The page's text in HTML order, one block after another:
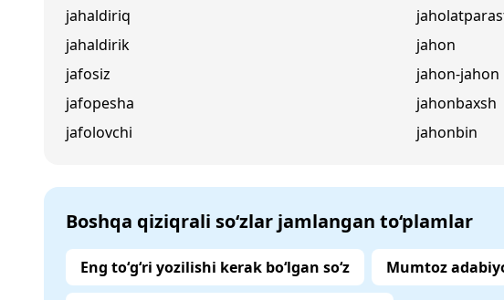
jahaldiriq
jahaldirik
jafosiz
jafopesha
jafolovchi
jahon
jahon-jahon
jahonbaxsh
jahonbin
Boshqa qiziqrali so‘zlar jamlangan to‘plamlar
Eng to‘g‘ri yozilishi kerak bo‘lgan so‘z Mumtoz